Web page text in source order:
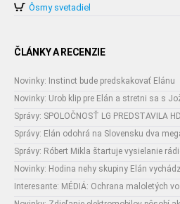
Ôsmy svetadiel
ČLÁNKY A RECENZIE
Novinky: Instinct bude predskakovať Elánu
Novinky: Urob klip pre Elán a stretni sa s
Správy: Elán odohrá na Slovensku dva
Správy: Róbert Mikla štartuje vysielanie
Interesante: MÉDIÁ: Ochrana maloletých